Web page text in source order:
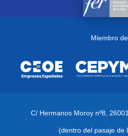
Miembro de
C/ Hermanos Moroy nº8,
(dentro del pasaje de